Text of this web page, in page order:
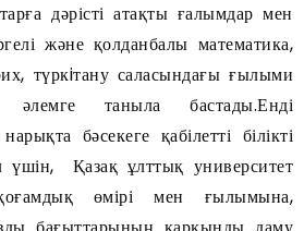
дәрісті атақты ғалымдар мен
және қолданбалы математика,
түркiтану саласындағы ғылыми
әлемге таныла бастады.Енді
бәсекеге қабілетті білікті
үшін, Қазақ ұлттық университет
өмірі мен ғылымына,